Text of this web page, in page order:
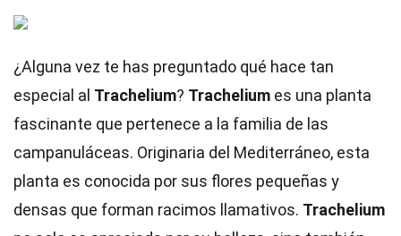
¿Alguna vez te has preguntado qué hace tan
especial al Trachelium? Trachelium es una planta
fascinante que pertenece a la familia de las
campanuláceas. Originaria del Mediterráneo, esta
planta es conocida por sus flores pequeñas y
densas que forman racimos llamativos. Trachelium